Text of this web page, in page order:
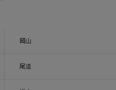
岡山
尾道